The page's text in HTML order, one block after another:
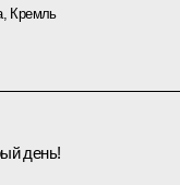
Кремль
день!